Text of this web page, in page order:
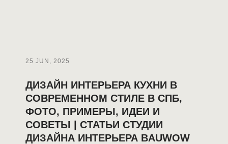
25 JUN, 2025
ДИЗАЙН ИНТЕРЬЕРА КУХНИ В
СОВРЕМЕННОМ СТИЛЕ В СПБ,
ФОТО, ПРИМЕРЫ, ИДЕИ И
СОВЕТЫ | СТАТЬИ СТУДИИ
ДИЗАЙНА ИНТЕРЬЕРА BAUWOW